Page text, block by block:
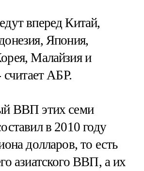
вперед Китай,
Япония,
Малайзия и
АБР.
ВВП этих семи
в 2010 году
долларов, то есть
азиатского ВВП, а их